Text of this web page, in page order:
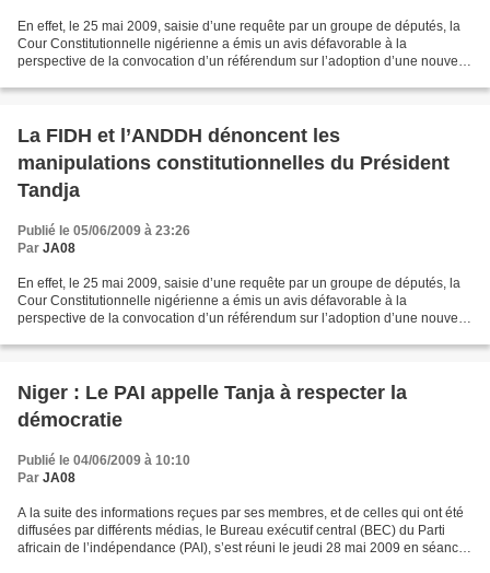
En effet, le 25 mai 2009, saisie d’une requête par un groupe de députés, la
Cour Constitutionnelle nigérienne a émis un avis défavorable à la
perspective de la convocation d’un référendum sur l’adoption d’une nouvelle
La FIDH et l’ANDDH dénoncent les
manipulations constitutionnelles du Président
Tandja
Publié le 05/06/2009 à 23:26
Par JA08
En effet, le 25 mai 2009, saisie d’une requête par un groupe de députés, la
Cour Constitutionnelle nigérienne a émis un avis défavorable à la
perspective de la convocation d’un référendum sur l’adoption d’une nouvelle
Niger : Le PAI appelle Tanja à respecter la
démocratie
Publié le 04/06/2009 à 10:10
Par JA08
A la suite des informations reçues par ses membres, et de celles qui ont été
diffusées par différents médias, le Bureau exécutif central (BEC) du Parti
africain de l’indépendance (PAI), s’est réuni le jeudi 28 mai 2009 en séance